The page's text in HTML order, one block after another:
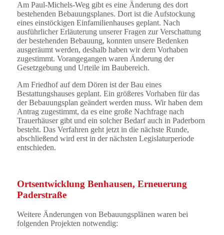
Am Paul-Michels-Weg gibt es eine Änderung des dort
bestehenden Bebauungsplanes. Dort ist die Aufstockung
eines einstöckigen Einfamilienhauses geplant. Nach
ausführlicher Erläuterung unserer Fragen zur Verschattung
der bestehenden Bebauung, konnten unsere Bedenken
ausgeräumt werden, deshalb haben wir dem Vorhaben
zugestimmt. Vorangegangen waren Änderung der
Gesetzgebung und Urteile im Baubereich.
Am Friedhof auf dem Dören ist der Bau eines
Bestattungshauses geplant. Ein größeres Vorhaben für das
der Bebauungsplan geändert werden muss. Wir haben dem
Antrag zugestimmt, da es eine große Nachfrage nach
Trauerhäuser gibt und ein solcher Bedarf auch in Paderborn
besteht. Das Verfahren geht jetzt in die nächste Runde,
abschließend wird erst in der nächsten Legislaturperiode
entschieden.
Ortsentwicklung Benhausen, Erneuerung
Paderstraße
Weitere Änderungen von Bebauungsplänen waren bei
folgenden Projekten notwendig: